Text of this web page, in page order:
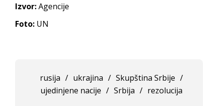
Izvor:Agencije
Foto: UN
rusija / ukrajina / Skupština Srbije /
ujedinjene nacije / Srbija / rezolucija